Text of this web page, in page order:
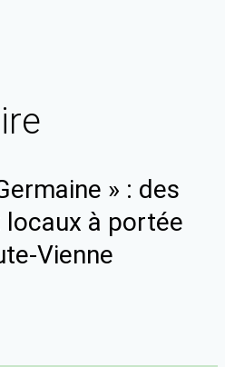
» : des
à portée
Vienne